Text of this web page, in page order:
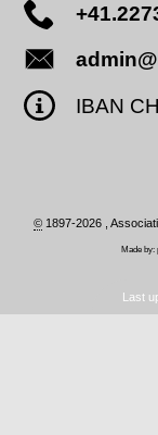
IBAN
©1897-2026 ,
Made by:
Last